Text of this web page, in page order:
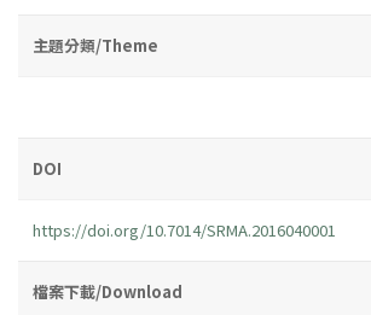
主題分類/Theme
DOI
https://doi.org/10.7014/SRMA.2016040001
檔案下載/Download